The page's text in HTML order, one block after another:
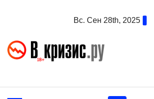
Вс. Сен 28th, 2025